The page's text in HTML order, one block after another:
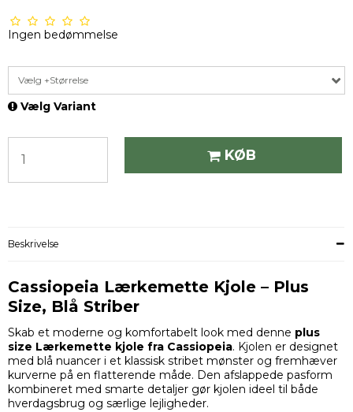
Ingen bedømmelse
Vælg +Størrelse
Vælg Variant
KØB
Beskrivelse
Cassiopeia Lærkemette Kjole – Plus
Size, Blå Striber
Skab et moderne og komfortabelt look med denne plus
size Lærkemette kjole fra Cassiopeia. Kjolen er designet
med blå nuancer i et klassisk stribet mønster og fremhæver
kurverne på en flatterende måde. Den afslappede pasform
kombineret med smarte detaljer gør kjolen ideel til både
hverdagsbrug og særlige lejligheder.